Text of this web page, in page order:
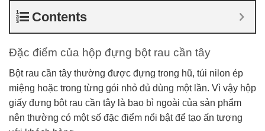
Contents
Đặc điểm của hộp đựng bột rau cần tây
Bột rau cần tây thường được đựng trong hũ, túi nilon ép
miệng hoặc trong từng gói nhỏ đủ dùng một lần. Vì vậy hộp
giấy đựng bột rau cần tây là bao bì ngoài của sản phẩm
nên thường có một số đặc điểm nổi bật để tạo ấn tượng